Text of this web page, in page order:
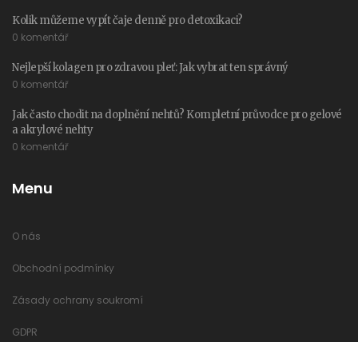
Kolik můžeme vypít čaje denně pro detoxikaci?
0 komentář
Nejlepší kolagen pro zdravou pleť: Jak vybrat ten správný
0 komentář
Jak často chodit na doplnění nehtů? Kompletní průvodce pro gelové
a akrylové nehty
0 komentář
Menu
O nás
Obchodní podmínky
Zásady ochrany soukromí
GDPR